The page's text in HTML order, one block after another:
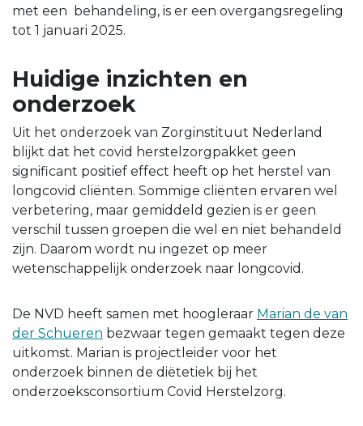
met een behandeling, is er een overgangsregeling
tot 1 januari 2025.
Huidige inzichten en
onderzoek
Uit het onderzoek van Zorginstituut Nederland
blijkt dat het covid herstelzorgpakket geen
significant positief effect heeft op het herstel van
longcovid cliënten. Sommige cliënten ervaren wel
verbetering, maar gemiddeld gezien is er geen
verschil tussen groepen die wel en niet behandeld
zijn. Daarom wordt nu ingezet op meer
wetenschappelijk onderzoek naar longcovid.
De NVD heeft samen met hoogleraar Marian de van
der Schueren bezwaar tegen gemaakt tegen deze
uitkomst. Marian is projectleider voor het
onderzoek binnen de diëtetiek bij het
onderzoeksconsortium Covid Herstelzorg.